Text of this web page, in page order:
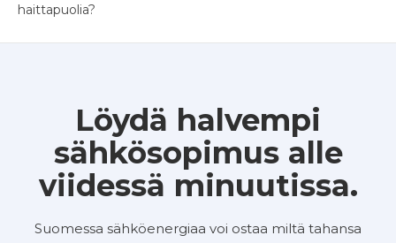
haittapuolia?
Löydä halvempi
sähkösopimus alle
viidessä minuutissa.
Suomessa sähköenergiaa voi ostaa miltä tahansa